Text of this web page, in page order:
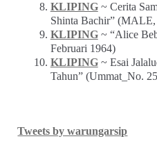
KLIPING~ Cerita
Shinta Bachir”
KLIPING~ “Alice
Februari 1964)
KLIPING~ Esai
Tahun” (Ummat_No.
Tweets by warungarsip